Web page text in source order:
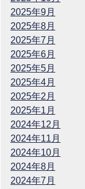
2025年9月
2025年8月
2025年7月
2025年6月
2025年5月
2025年4月
2025年2月
2025年1月
2024年12月
2024年11月
2024年10月
2024年8月
2024年7月